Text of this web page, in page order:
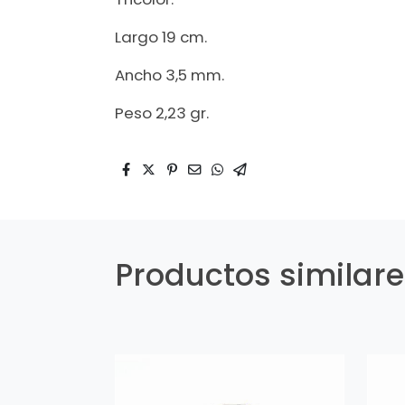
Largo 19 cm.
Ancho 3,5 mm.
Peso 2,23 gr.
Productos